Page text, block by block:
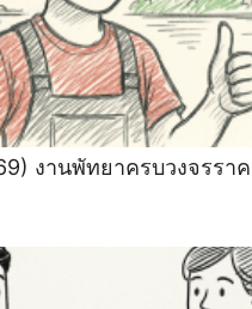
งานพัทยาครบวงจรราค